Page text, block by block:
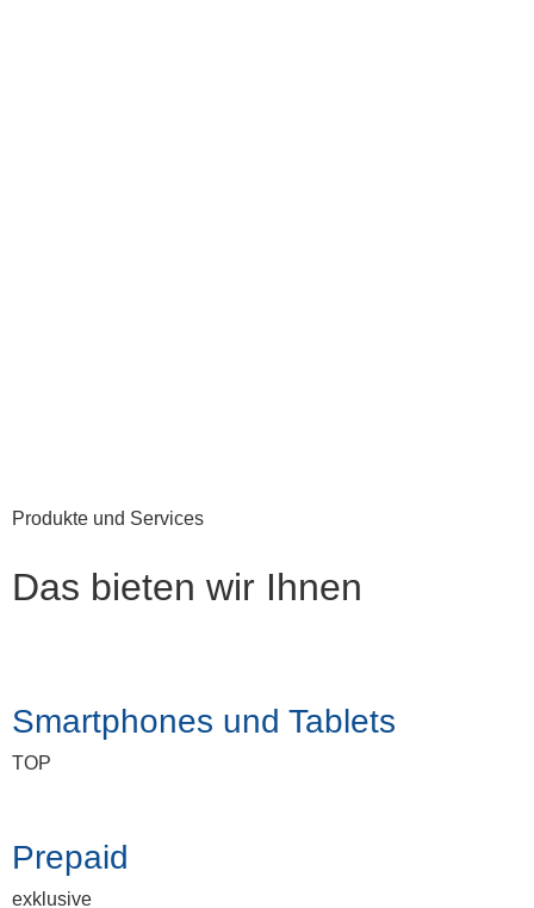
Produkte und Services
Das bieten wir Ihnen
Smartphones und Tablets
TOP
Prepaid
exklusive